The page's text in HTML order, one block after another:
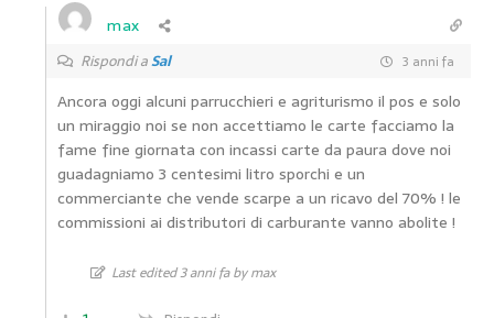
max
Rispondi aSal 3 anni fa
Ancora oggi alcuni parrucchieri e agriturismo il pos e solo
un miraggio noi se non accettiamo le carte facciamo la
fame fine giornata con incassi carte da paura dove noi
guadagniamo 3 centesimi litro sporchi e un
commerciante che vende scarpe a un ricavo del 70% ! le
commissioni ai distributori di carburante vanno abolite !
Last edited 3 anni fa by max